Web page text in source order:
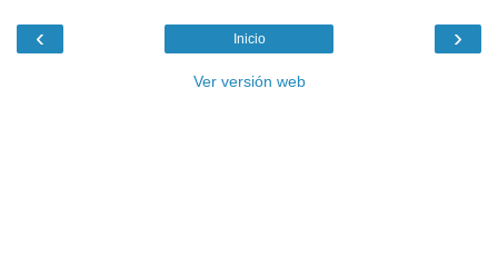
‹ ›
Inicio
Ver versión web